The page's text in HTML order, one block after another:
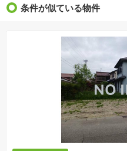
条件が似ている物件